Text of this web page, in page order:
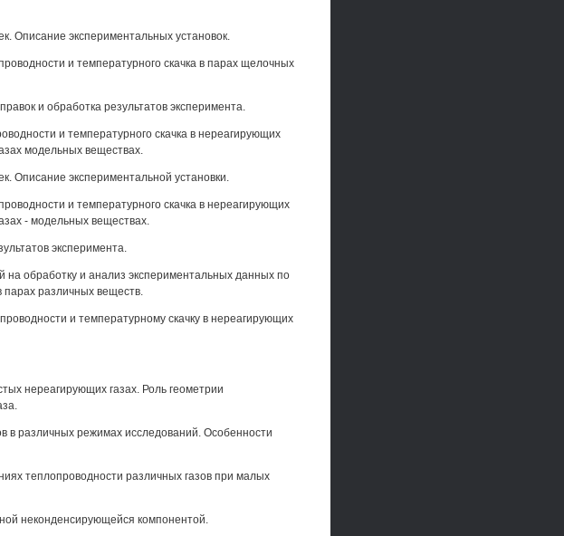
Описание экспериментальных установок.
и температурного скачка в парах щелочных
и обработка результатов эксперимента.
и температурного скачка в нереагирующих
модельных веществах.
Описание экспериментальной установки.
и температурного скачка в нереагирующих
- модельных веществах.
эксперимента.
обработку и анализ экспериментальных данных по
парах различных веществ.
и температурному скачку в нереагирующих
нереагирующих газах. Роль геометрии
в различных режимах исследований. Особенности
теплопроводности различных газов при малых
неконденсирующейся компонентой.